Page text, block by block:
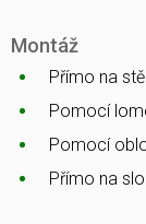
Montáž
Přímo na
Pomocí
Pomocí
Přímo na